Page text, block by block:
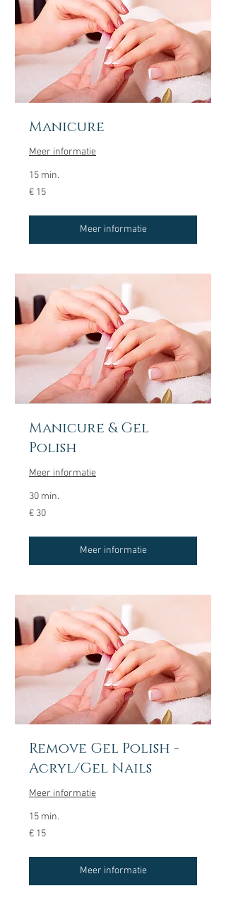
Manicure
Meer informatie
15 min.
15
euro
€ 15
Meer informatie
Manicure & Gel
Polish
Meer informatie
30 min.
30
euro
€ 30
Meer informatie
Remove Gel Polish -
Acryl/Gel Nails
Meer informatie
15 min.
15
euro
€ 15
Meer informatie